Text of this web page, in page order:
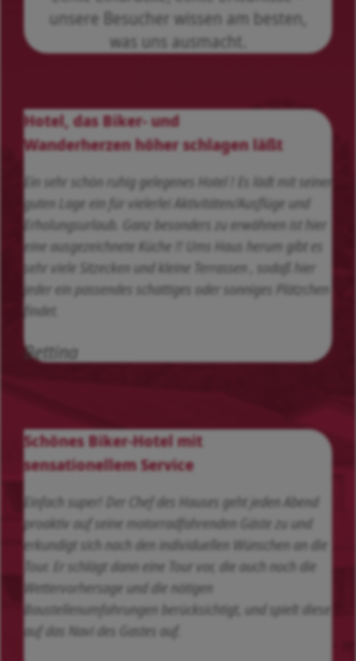
unsere Besucher wissen am besten,
was uns ausmacht.
Hotel, das Biker- und
Wanderherzen höher schlagen läßt
Ein sehr schön ruhig gelegenes Hotel ! Es lädt mit seiner
guten Lage ein für vielerlei Aktivitäten/Ausflüge und
Erholungsurlaub. Ganz besonders zu erwähnen ist hier
eine ausgezeichnete Küche !! Ums Haus herum gibt es
sehr viele Sitzecken und kleine Terrassen , sodaß hier
jeder ein passendes schattiges oder sonniges Plätzchen
findet.
Bettina
Schönes Biker-Hotel mit
sensationellem Service
Einfach super! Der Chef des Hauses geht jeden Abend
proaktiv auf seine motorradfahrenden Gäste zu und
erkundigt sich nach den individuellen Wünschen an die
Tour. Er schlägt dann eine Tour vor, die auch noch die
Wettervorhersage und die nötigen
Baustellenumfahrungen berücksichtigt, und spielt diese
auf das Navi des Gastes auf.